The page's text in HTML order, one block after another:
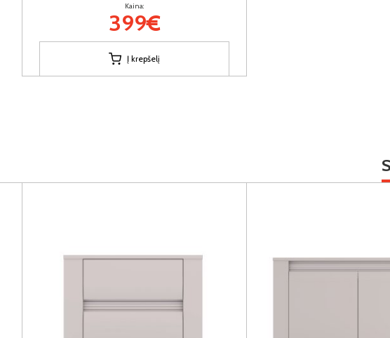
Kaina:
399€
Į krepšelį